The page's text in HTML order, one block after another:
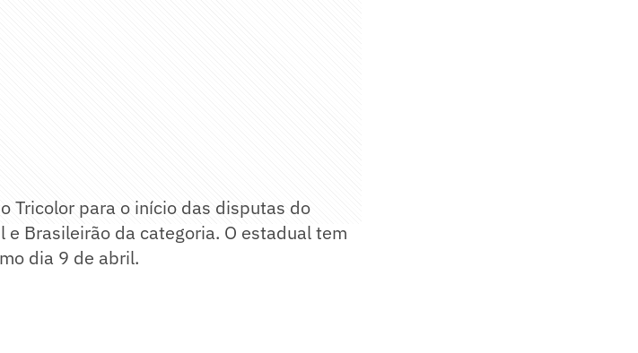
Tricolor para o início das disputas do
e Brasileirão da categoria. O estadual tem
dia 9 de abril.